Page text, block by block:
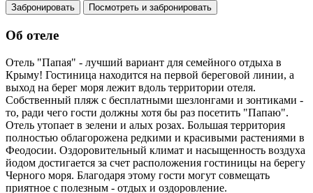
Забронировать Посмотреть и забронировать
Об отеле
Отель "Папая" - лучший вариант для семейного отдыха в
Крыму! Гостиница находится на первой береговой линии, а
выход на берег моря лежит вдоль территории отеля.
Собственный пляж с бесплатными шезлонгами и зонтиками -
то, ради чего гости должны хотя бы раз посетить "Папаю".
Отель утопает в зелени и алых розах. Большая территория
полностью облагорожена редкими и красивыми растениями в
Феодосии. Оздоровительный климат и насыщенность воздуха
йодом достигается за счет расположения гостиницы на берегу
Черного моря. Благодаря этому гости могут совмещать
приятное с полезным - отдых и оздоровление.